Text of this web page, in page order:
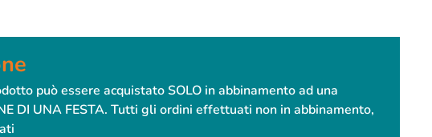
può essere acquistato SOLO in abbinamento ad una
DI UNA FESTA. Tutti gli ordini effettuati non in abbinamento,